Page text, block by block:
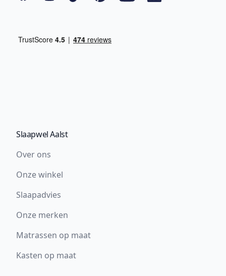
Slaapwel Aalst
Over ons
Onze winkel
Slaapadvies
Onze merken
Matrassen op maat
Kasten op maat